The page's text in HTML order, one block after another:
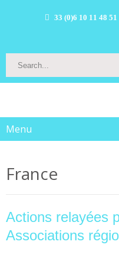
33 (0)6 10 11 48 51
Menu
France
Actions relayées
Associations